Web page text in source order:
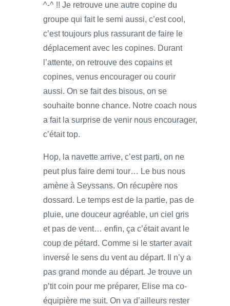
^-^ !! Je retrouve une autre copine du
groupe qui fait le semi aussi, c’est cool,
c’est toujours plus rassurant de faire le
déplacement avec les copines. Durant
l’attente, on retrouve des copains et
copines, venus encourager ou courir
aussi. On se fait des bisous, on se
souhaite bonne chance. Notre coach nous
a fait la surprise de venir nous encourager,
c’était top.
Hop, la navette arrive, c’est parti, on ne
peut plus faire demi tour… Le bus nous
amène à Seyssans. On récupère nos
dossard. Le temps est de la partie, pas de
pluie, une douceur agréable, un ciel gris
et pas de vent… enfin, ça c’était avant le
coup de pétard. Comme si le starter avait
inversé le sens du vent au départ. Il n’y a
pas grand monde au départ. Je trouve un
p’tit coin pour me préparer, Elise ma co-
équipière me suit. On va d’ailleurs rester